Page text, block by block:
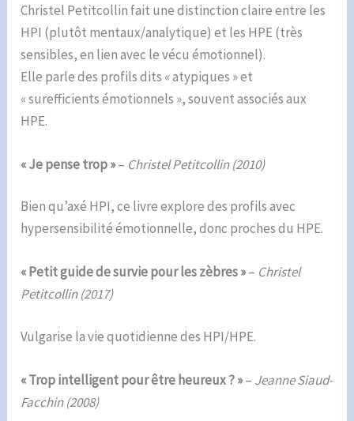
Christel Petitcollin fait une distinction claire entre les
HPI (plutôt mentaux/analytique) et les HPE (très
sensibles, en lien avec le vécu émotionnel).
Elle parle des profils dits « atypiques » et
« surefficients émotionnels », souvent associés aux
HPE.
« Je pense trop »– Christel Petitcollin (2010)
Bien qu’axé HPI, ce livre explore des profils avec
hypersensibilité émotionnelle, donc proches du HPE.
«Petit guide de survie pour les zèbres »– Christel
Petitcollin (2017)
Vulgarise la vie quotidienne des HPI/HPE.
« Trop intelligent pour être heureux ? »– Jeanne Siaud-
Facchin (2008)